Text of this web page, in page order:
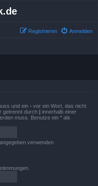
Anmelden
Registrieren
und ein - vor ein Wort, das nicht
getrennt durch | innerhalb einer
muss. Benutze ein * als
verwenden